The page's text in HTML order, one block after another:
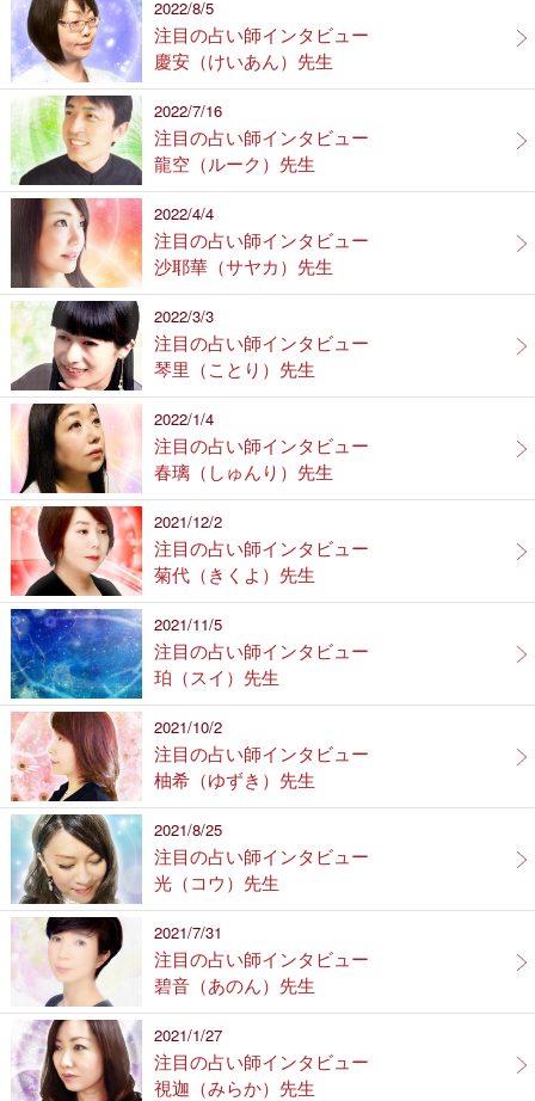
2022/8/5
注目の占い師インタビュー
慶安（けいあん）先生
2022/7/16
注目の占い師インタビュー
龍空（ルーク）先生
2022/4/4
注目の占い師インタビュー
沙耶華（サヤカ）先生
2022/3/3
注目の占い師インタビュー
琴里（ことり）先生
2022/1/4
注目の占い師インタビュー
春璃（しゅんり）先生
2021/12/2
注目の占い師インタビュー
菊代（きくよ）先生
2021/11/5
注目の占い師インタビュー
珀（スイ）先生
2021/10/2
注目の占い師インタビュー
柚希（ゆずき）先生
2021/8/25
注目の占い師インタビュー
光（コウ）先生
2021/7/31
注目の占い師インタビュー
碧音（あのん）先生
2021/1/27
注目の占い師インタビュー
視迦（みらか）先生